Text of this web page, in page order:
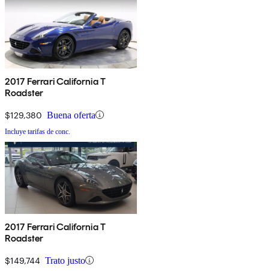
2017 Ferrari California T
Roadster
$129,380 Buena oferta
Incluye tarifas de conc.
2017 Ferrari California T
Roadster
$149,744 Trato justo